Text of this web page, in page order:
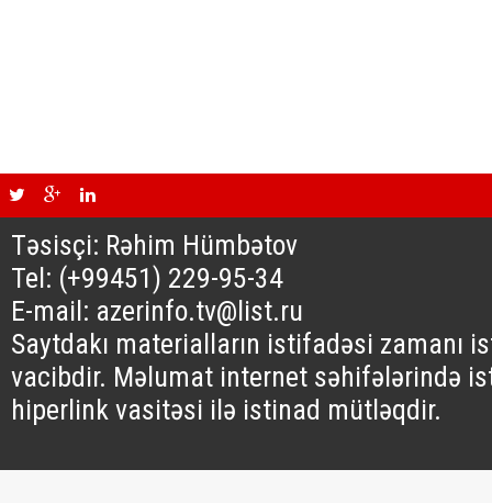
Təsisçi: Rəhim Hümbətov
Tel: (+99451) 229-95-34
E-mail: azerinfo.tv@list.ru
Saytdakı materialların istifadəsi zamanı
vacibdir. Məlumat internet səhifələrində
hiperlink vasitəsi ilə istinad mütləqdir.